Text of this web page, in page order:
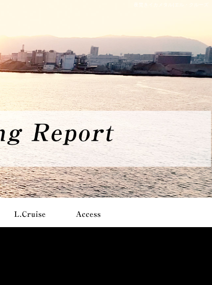
夜焚きイカメタル|エル・クルーズ